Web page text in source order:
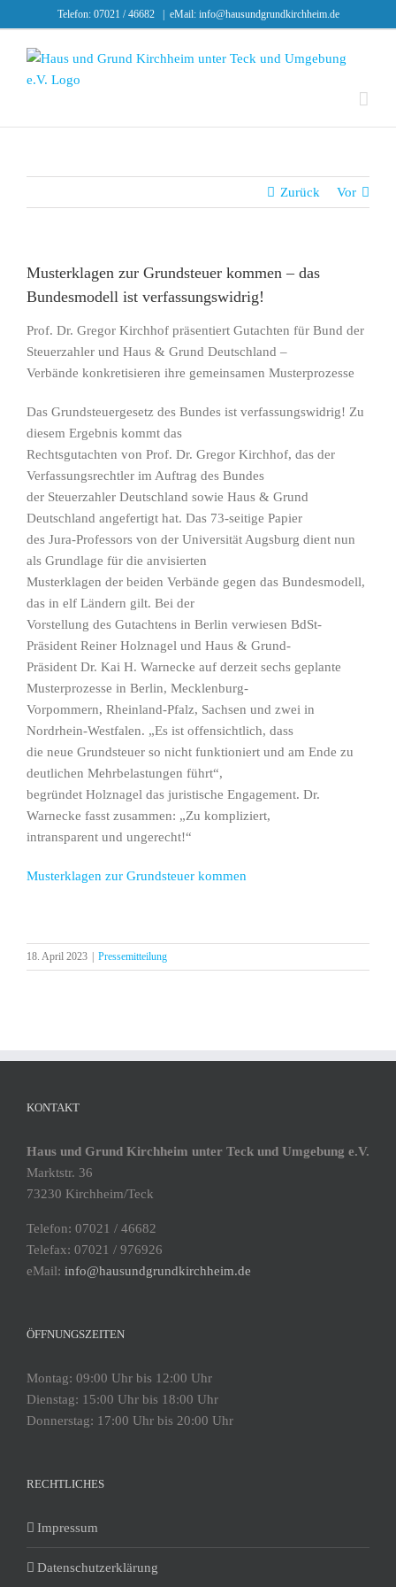
to
content
Telefon: 07021 / 46682 eMail: info@hausundgrundkirchheim.de
Zurück Vor
Musterklagen zur Grundsteuer kommen – das
Bundesmodell ist verfassungswidrig!
Prof. Dr. Gregor Kirchhof präsentiert Gutachten für Bund der
Steuerzahler und Haus & Grund Deutschland –
Verbände konkretisieren ihre gemeinsamen Musterprozesse
Das Grundsteuergesetz des Bundes ist verfassungswidrig! Zu
diesem Ergebnis kommt das
Rechtsgutachten von Prof. Dr. Gregor Kirchhof, das der
Verfassungsrechtler im Auftrag des Bundes
der Steuerzahler Deutschland sowie Haus & Grund
Deutschland angefertigt hat. Das 73-seitige Papier
des Jura-Professors von der Universität Augsburg dient nun
als Grundlage für die anvisierten
Musterklagen der beiden Verbände gegen das Bundesmodell,
das in elf Ländern gilt. Bei der
Vorstellung des Gutachtens in Berlin verwiesen BdSt-
Präsident Reiner Holznagel und Haus & Grund-
Präsident Dr. Kai H. Warnecke auf derzeit sechs geplante
Musterprozesse in Berlin, Mecklenburg-
Vorpommern, Rheinland-Pfalz, Sachsen und zwei in
Nordrhein-Westfalen. „Es ist offensichtlich, dass
die neue Grundsteuer so nicht funktioniert und am Ende zu
deutlichen Mehrbelastungen führt“,
begründet Holznagel das juristische Engagement. Dr.
Warnecke fasst zusammen: „Zu kompliziert,
intransparent und ungerecht!“
Musterklagen zur Grundsteuer kommen
18. April 2023 Pressemitteilung
KONTAKT
Haus und Grund Kirchheim unter Teck und Umgebung e.V.
Marktstr. 36
73230 Kirchheim/Teck
Telefon: 07021 / 46682
Telefax: 07021 / 976926
eMail: info@hausundgrundkirchheim.de
ÖFFNUNGSZEITEN
Montag: 09:00 Uhr bis 12:00 Uhr
Dienstag: 15:00 Uhr bis 18:00 Uhr
Donnerstag: 17:00 Uhr bis 20:00 Uhr
RECHTLICHES
Impressum
Datenschutzerklärung